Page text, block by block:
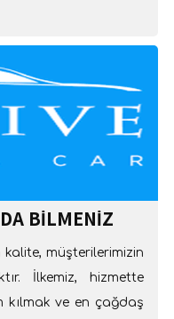
BILMENIZ
müşterilerimizin
İlkemiz, hizmette
kılmak ve en çağdaş